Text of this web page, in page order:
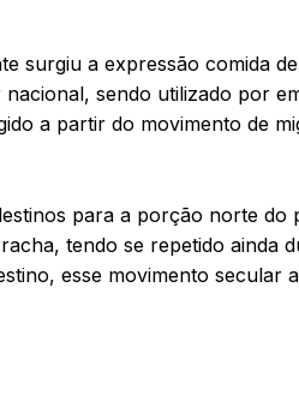
surgiu a expressão comida
sendo utilizado por
a partir do movimento de
para a porção norte do
tendo se repetido ainda
esse movimento secular